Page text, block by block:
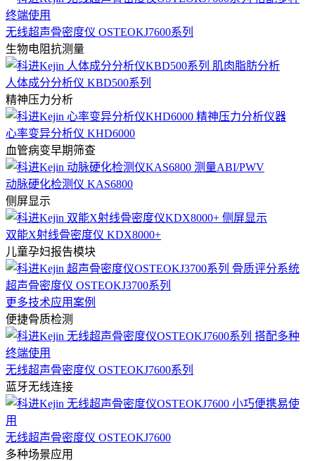
无线超声骨密度仪 OSTEOKJ7600系列
生物电阻抗测量
人体成分分析仪 KBD500系列
精神压力分析
心率变异分析仪 KHD6000
血管病变早期筛查
动脉硬化检测仪 KAS6800
侧屏显示
双能X射线骨密度仪 KDX8000+
儿童孕妇报告模块
超声骨密度仪 OSTEOKJ3700系列
更多技术应用案例
便捷骨质检测
无线超声骨密度仪 OSTEOKJ7600系列
蓝牙无线连接
无线超声骨密度仪 OSTEOKJ7600
多种场景应用